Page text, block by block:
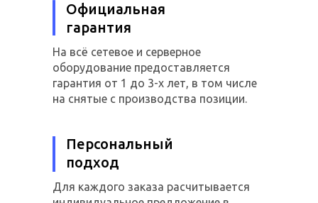
Официальная
гарантия
На всё сетевое и серверное
оборудование предоставляется
гарантия от 1 до 3-х лет, в том числе
на снятые с производства позиции.
Персональный
подход
Для каждого заказа расчитывается